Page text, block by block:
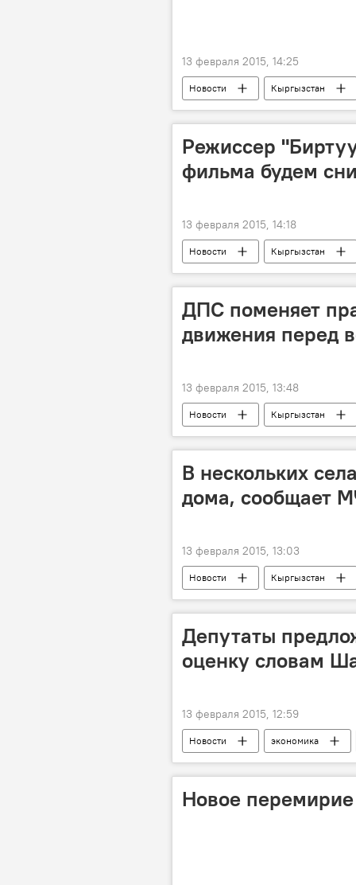
13 февраля 2015, 14:25
Новости Кыргызстан
ООН
Совет безопасности
Режиссер
фильма будем
13 февраля 2015, 14:18
Новости Кыргызстан
Асхат Табалдиев
ДПС поменяет
движения перед
13 февраля 2015, 13:48
Новости Кыргызстан
В нескольких
дома, сообщает
13 февраля 2015, 13:03
Новости Кыргызстан
Депутаты
оценку словам
13 февраля 2015, 12:59
Новости экономика
Туратбек Джунушалиев
Новое